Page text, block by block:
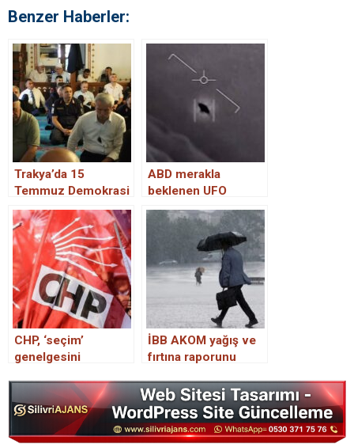
Benzer Haberler:
Trakya’da 15
Temmuz Demokrasi
ve Milli Birlik Günü
dolayısıyla mevlit
okutuldu
ABD merakla
beklenen UFO
raporunu yayımladı
CHP, ‘seçim’
genelgesini
kadar istifalar
bekleniyor!
İBB AKOM yağış ve
fırtına raporunu
yağış alan ilçeler…